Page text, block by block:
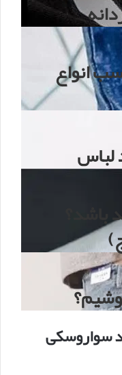
1403 مناسب انواع
لباس
سواروسکی